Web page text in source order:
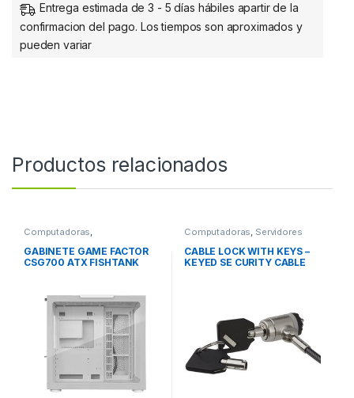
Entrega estimada de 3 - 5 días hábiles apartir de la
confirmacion del pago. Los tiempos son aproximados y
pueden variar
Productos relacionados
Computadoras
Computadoras de Escritorio
GABINETE GAME FACTOR
CSG700 ATX FISHTANK
Computadoras Servidores
para Computadoras
CABLE LOCK WITH KEYS –
KEYED SE CURITY CABLE